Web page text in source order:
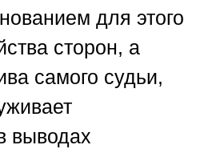
для этого
сторон, а
самого судьи,
выводах